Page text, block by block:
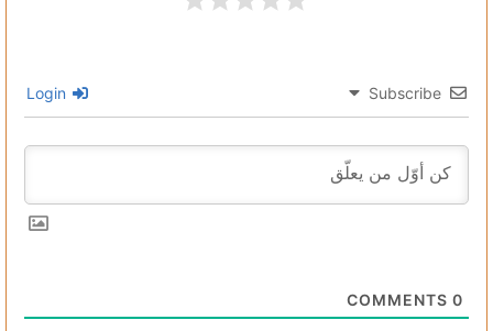
Subscribe
0